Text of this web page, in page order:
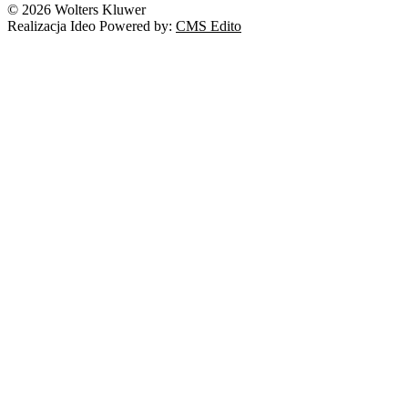
© 2026 Wolters Kluwer
Realizacja Ideo Powered by: CMS Edito